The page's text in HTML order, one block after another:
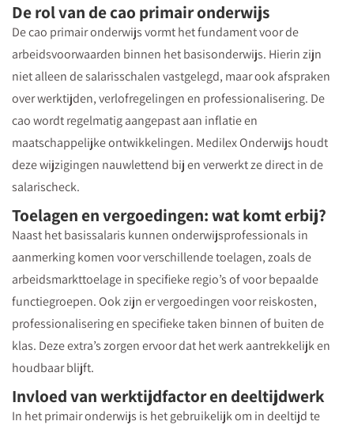
De rol van de cao primair onderwijs
De cao primair onderwijs vormt het fundament voor de
arbeidsvoorwaarden binnen het basisonderwijs. Hierin zijn
niet alleen de salarisschalen vastgelegd, maar ook afspraken
over werktijden, verlofregelingen en professionalisering. De
cao wordt regelmatig aangepast aan inflatie en
maatschappelijke ontwikkelingen. Medilex Onderwijs houdt
deze wijzigingen nauwlettend bij en verwerkt ze direct in de
salarischeck.
Toelagen en vergoedingen: wat komt erbij?
Naast het basissalaris kunnen onderwijsprofessionals in
aanmerking komen voor verschillende toelagen, zoals de
arbeidsmarkttoelage in specifieke regio’s of voor bepaalde
functiegroepen. Ook zijn er vergoedingen voor reiskosten,
professionalisering en specifieke taken binnen of buiten de
klas. Deze extra’s zorgen ervoor dat het werk aantrekkelijk en
houdbaar blijft.
Invloed van werktijdfactor en deeltijdwerk
In het primair onderwijs is het gebruikelijk om in deeltijd te